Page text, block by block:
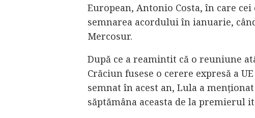
European, Antonio Costa, în care
semnarea acordului în ianuarie,
Mercosur.
După ce a reamintit că o reuniune
Crăciun fusese o cerere expresă a
semnat în acest an, Lula a
săptămâna aceasta de la premierul